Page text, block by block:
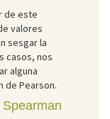
de este
valores
sesgar la
casos, nos
alguna
de Pearson.